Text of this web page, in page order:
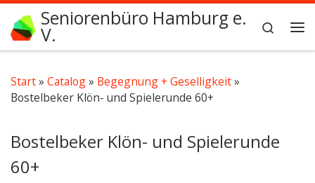
Zum Inhalt springen
Seniorenbüro Hamburg e.
V.
Search
Start» Catalog» Begegnung + Geselligkeit»
Bostelbeker Klön- und Spielerunde 60+
Bostelbeker Klön- und Spielerunde
60+